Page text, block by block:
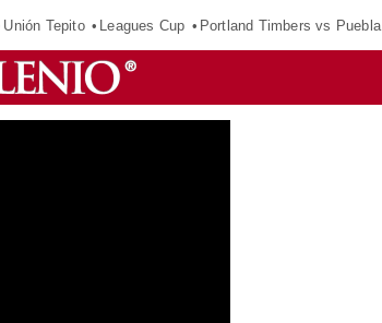
Unión Tepito Leagues Cup Portland Timbers vs Puebla